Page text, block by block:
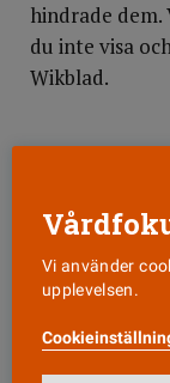
hindrade dem.
du inte visa
Wikblad.
SÅ HÄR
Undersök
brukar
Vi använder
upplevelsen.